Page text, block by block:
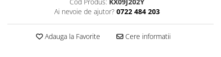
Ai nevoie de ajutor? 0722 484 203
Adauga la Favorite Cere informatii